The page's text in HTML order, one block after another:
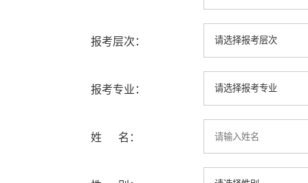
报考层次：
报考专业：
姓 名：